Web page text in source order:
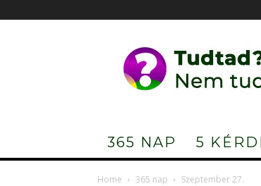
Nem
tudtad?
365 NAP 5
Home 365 nap Szeptember 27.